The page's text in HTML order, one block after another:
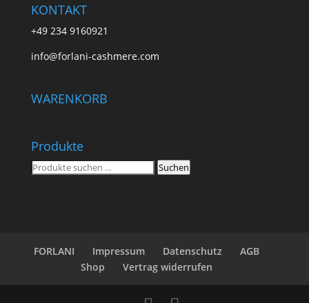
KONTAKT
+49 234 9160921
info@forlani-cashmere.com
WARENKORB
Produkte
Suchen
Suchen
FORLANI Impressum Datenschutz
AGB
Shop
Vertrag widerrufen